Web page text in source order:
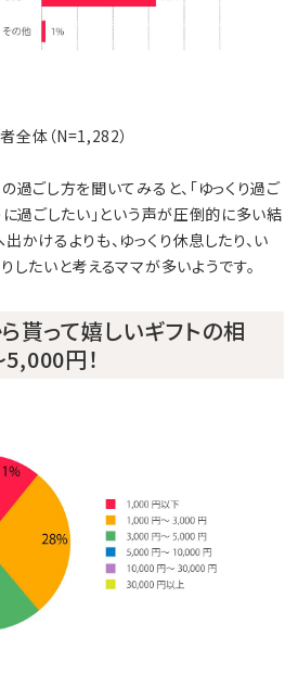
体（N=1,282）
過ごし方を聞いてみると、「ゆっくり過ご
に過ごしたい」という声が圧倒的に多い結
かけるよりも、ゆっくり休息したり、い
したいと考えるママが多いようです。
貰って嬉しいギフトの相
円！